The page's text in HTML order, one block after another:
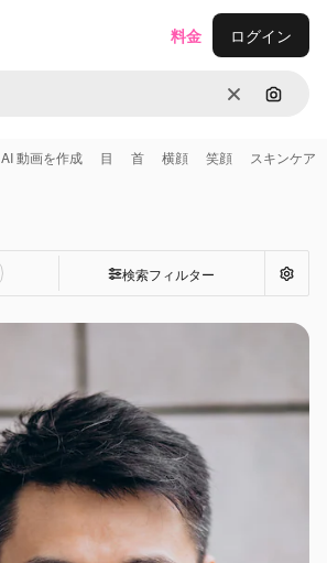
消去 画像で
料金 ログイン
AI 動画を作成 目 首 横顔 笑顔 スキンケア
検索フィルター